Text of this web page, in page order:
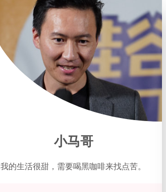
小马哥
我的生活很甜，需要喝黑咖啡来找点苦。